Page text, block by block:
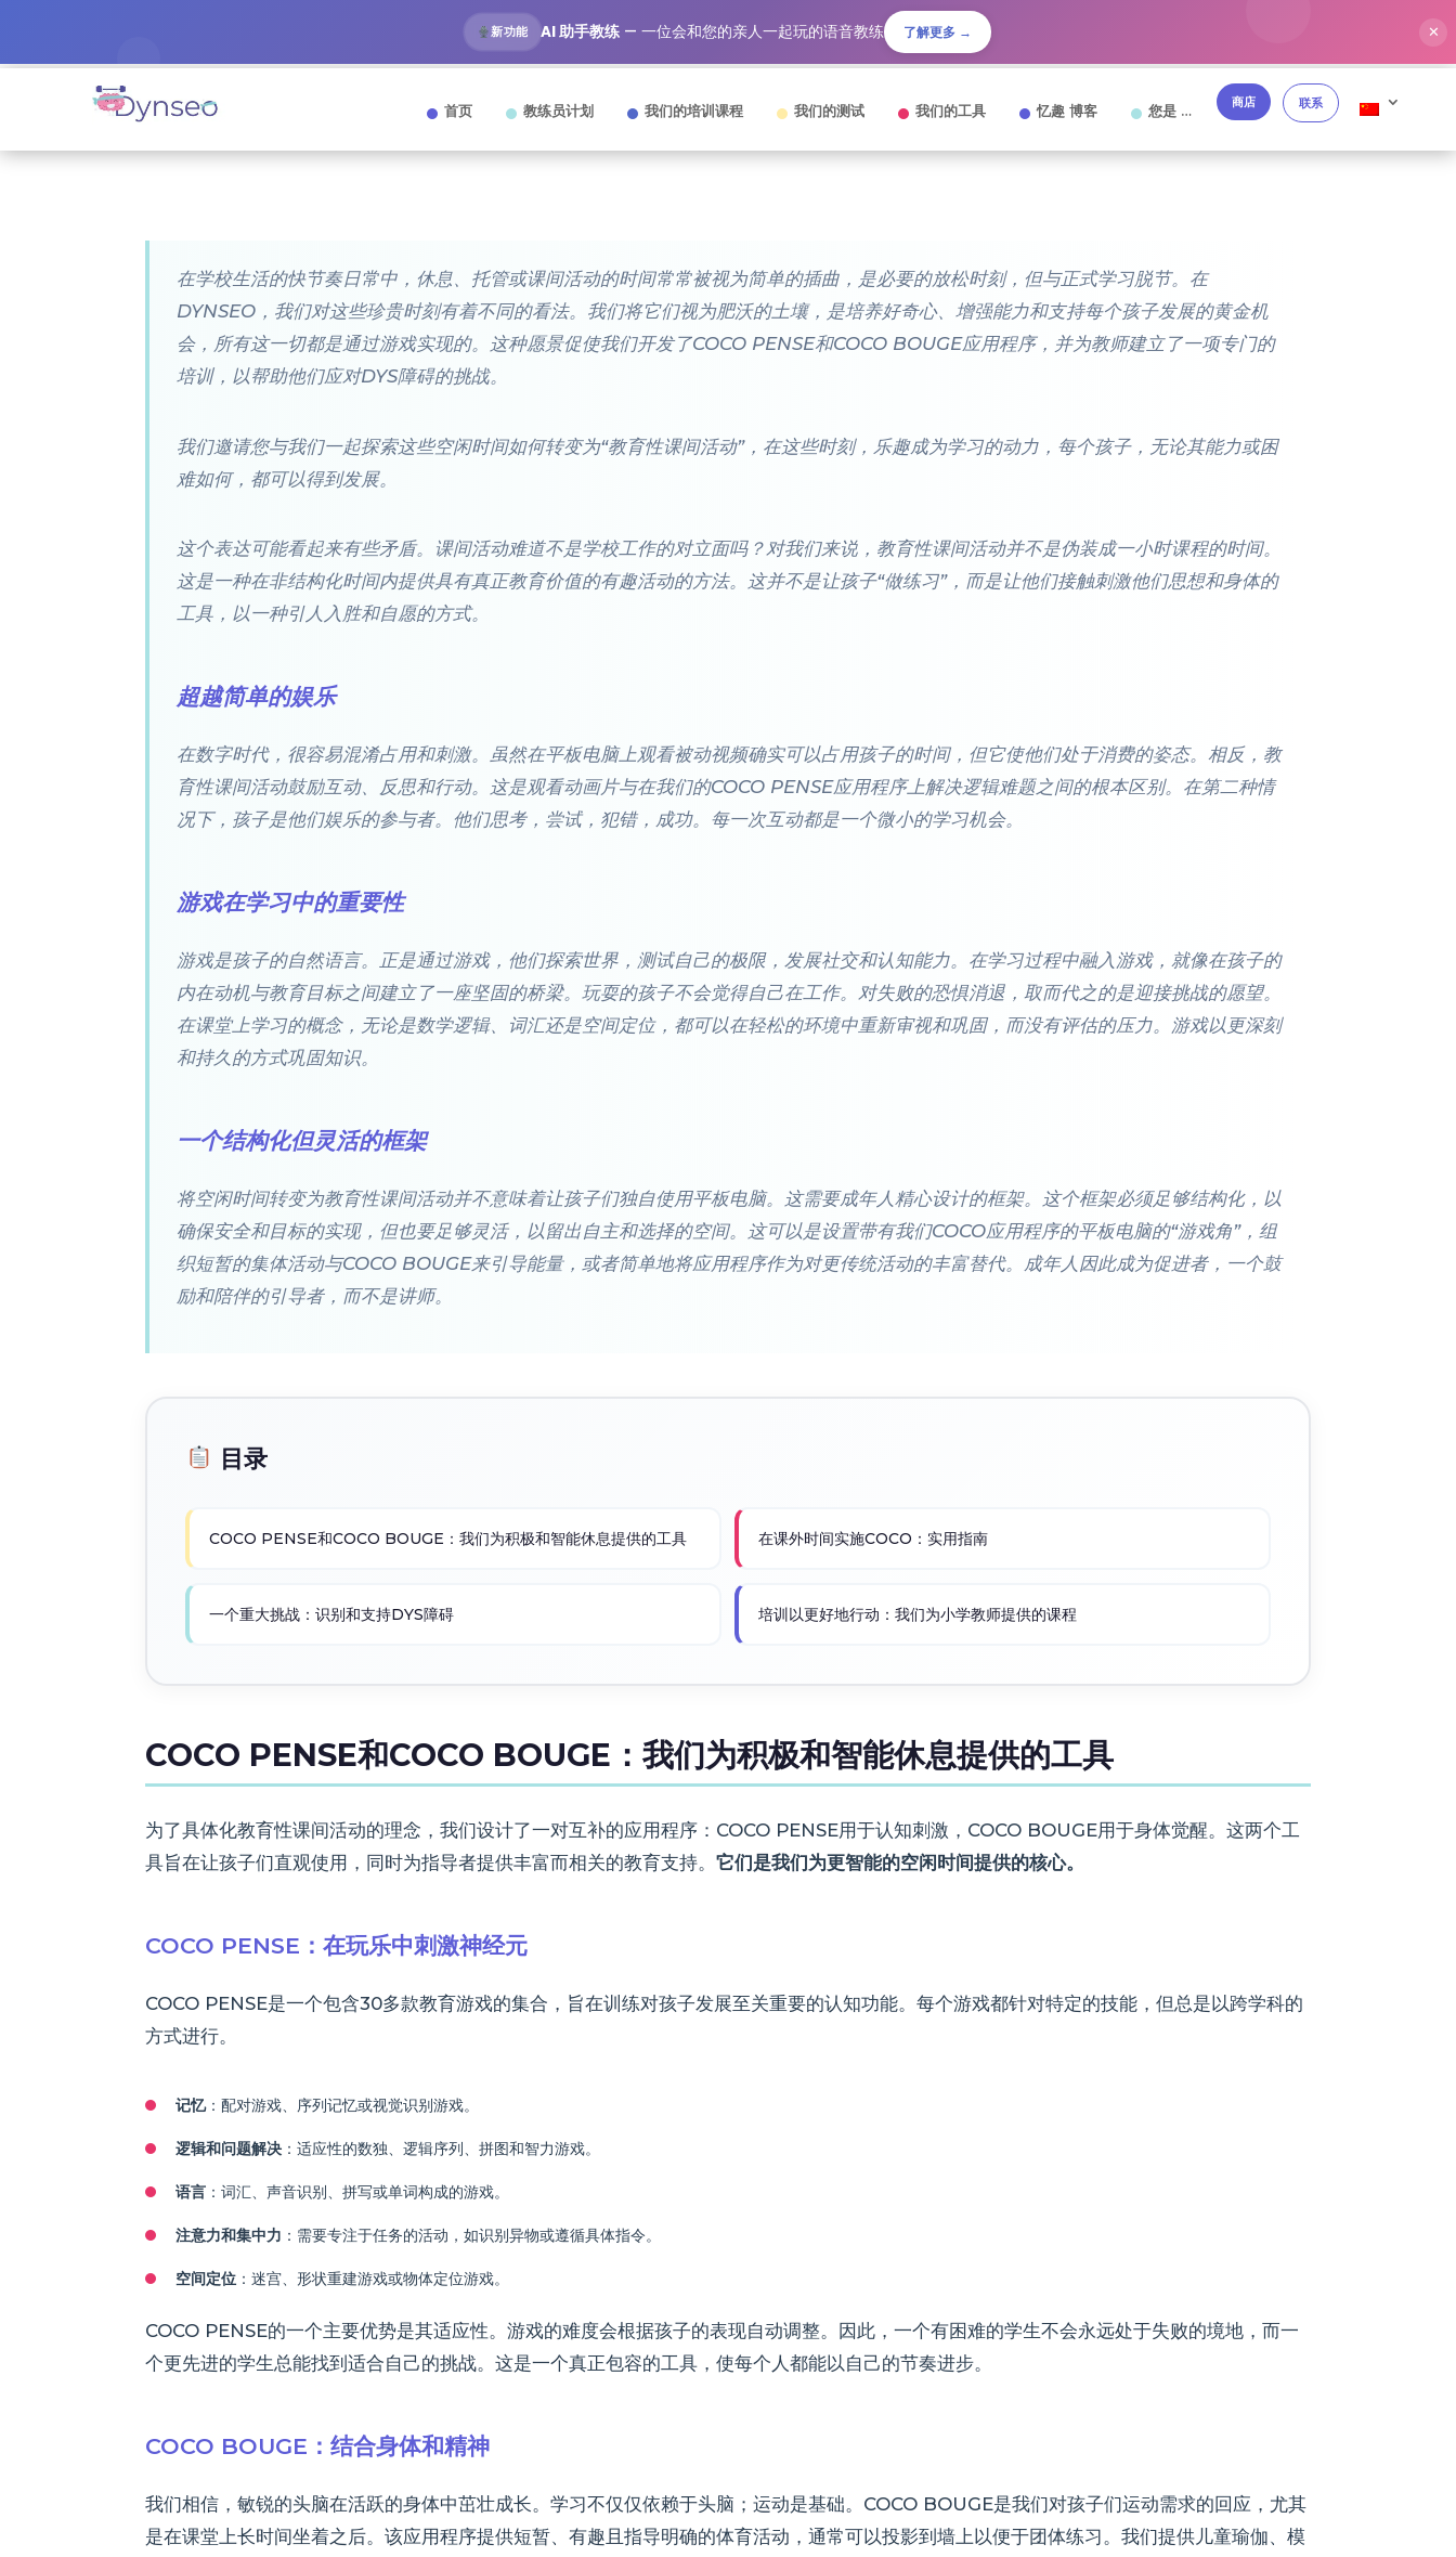
新功能 AI 助手教练 — 一位会和您的亲人一起玩的语音教练 了解更多 → ✕
首页 教练员计划 我们的培训课程 我们的测试 我们的工具 忆趣 博客 您是 … 商店 联系
在学校生活的快节奏日常中，休息、托管或课间活动的时间常常被视为简单的插曲，是必要的放松时刻，但与正式学习脱节。在
DYNSEO，我们对这些珍贵时刻有着不同的看法。我们将它们视为肥沃的土壤，是培养好奇心、增强能力和支持每个孩子发展的黄金机
会，所有这一切都是通过游戏实现的。这种愿景促使我们开发了COCO PENSE和COCO BOUGE应用程序，并为教师建立了一项专门的
培训，以帮助他们应对DYS障碍的挑战。
我们邀请您与我们一起探索这些空闲时间如何转变为“教育性课间活动”，在这些时刻，乐趣成为学习的动力，每个孩子，无论其能力或困
难如何，都可以得到发展。
这个表达可能看起来有些矛盾。课间活动难道不是学校工作的对立面吗？对我们来说，教育性课间活动并不是伪装成一小时课程的时间。
这是一种在非结构化时间内提供具有真正教育价值的有趣活动的方法。这并不是让孩子“做练习”，而是让他们接触刺激他们思想和身体的
工具，以一种引人入胜和自愿的方式。
超越简单的娱乐
在数字时代，很容易混淆占用和刺激。虽然在平板电脑上观看被动视频确实可以占用孩子的时间，但它使他们处于消费的姿态。相反，教
育性课间活动鼓励互动、反思和行动。这是观看动画片与在我们的COCO PENSE应用程序上解决逻辑难题之间的根本区别。在第二种情
况下，孩子是他们娱乐的参与者。他们思考，尝试，犯错，成功。每一次互动都是一个微小的学习机会。
游戏在学习中的重要性
游戏是孩子的自然语言。正是通过游戏，他们探索世界，测试自己的极限，发展社交和认知能力。在学习过程中融入游戏，就像在孩子的
内在动机与教育目标之间建立了一座坚固的桥梁。玩耍的孩子不会觉得自己在工作。对失败的恐惧消退，取而代之的是迎接挑战的愿望。
在课堂上学习的概念，无论是数学逻辑、词汇还是空间定位，都可以在轻松的环境中重新审视和巩固，而没有评估的压力。游戏以更深刻
和持久的方式巩固知识。
一个结构化但灵活的框架
将空闲时间转变为教育性课间活动并不意味着让孩子们独自使用平板电脑。这需要成年人精心设计的框架。这个框架必须足够结构化，以
确保安全和目标的实现，但也要足够灵活，以留出自主和选择的空间。这可以是设置带有我们COCO应用程序的平板电脑的“游戏角”，组
织短暂的集体活动与COCO BOUGE来引导能量，或者简单地将应用程序作为对更传统活动的丰富替代。成年人因此成为促进者，一个鼓
励和陪伴的引导者，而不是讲师。
目录
COCO PENSE和COCO BOUGE：我们为积极和智能休息提供的工具 在课外时间实施COCO：实用指南
一个重大挑战：识别和支持DYS障碍 培训以更好地行动：我们为小学教师提供的课程
COCO PENSE和COCO BOUGE：我们为积极和智能休息提供的工具
为了具体化教育性课间活动的理念，我们设计了一对互补的应用程序：COCO PENSE用于认知刺激，COCO BOUGE用于身体觉醒。这两个工
具旨在让孩子们直观使用，同时为指导者提供丰富而相关的教育支持。它们是我们为更智能的空闲时间提供的核心。
COCO PENSE：在玩乐中刺激神经元
COCO PENSE是一个包含30多款教育游戏的集合，旨在训练对孩子发展至关重要的认知功能。每个游戏都针对特定的技能，但总是以跨学科的
方式进行。
记忆：配对游戏、序列记忆或视觉识别游戏。
逻辑和问题解决 ：适应性的数独、逻辑序列、拼图和智力游戏。
语言 ：词汇、声音识别、拼写或单词构成的游戏。
注意力和集中力 ：需要专注于任务的活动，如识别异物或遵循具体指令。
空间定位 ：迷宫、形状重建游戏或物体定位游戏。
COCO PENSE的一个主要优势是其适应性。游戏的难度会根据孩子的表现自动调整。因此，一个有困难的学生不会永远处于失败的境地，而一
个更先进的学生总能找到适合自己的挑战。这是一个真正包容的工具，使每个人都能以自己的节奏进步。
COCO BOUGE：结合身体和精神
我们相信，敏锐的头脑在活跃的身体中茁壮成长。学习不仅仅依赖于头脑；运动是基础。COCO BOUGE是我们对孩子们运动需求的回应，尤其
是在课堂上长时间坐着之后。该应用程序提供短暂、有趣且指导明确的体育活动，通常可以投影到墙上以便于团体练习。我们提供儿童瑜伽、模